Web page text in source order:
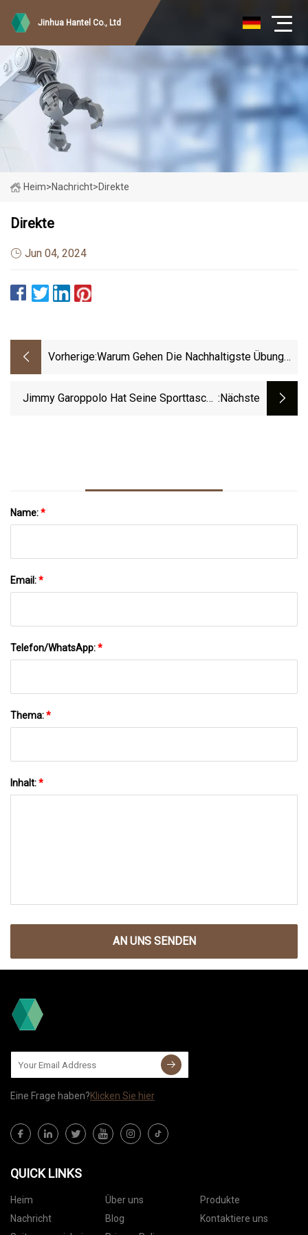
Jinhua Hantel Co., Ltd
Heim>Nachricht>Direkte
Direkte
Jun 04, 2024
Vorherige:Warum Gehen Die Nachhaltigste Übung
Jimmy Garoppolo Hat Seine Sporttasche :nächste
Name:*
Email:*
Telefon/WhatsApp:*
Thema:*
Inhalt:*
AN UNS SENDEN
Eine Frage haben?Klicken Sie hier
QUICK LINKS
Heim Über uns
Produkte
Nachricht
Blog
Kontaktiere uns